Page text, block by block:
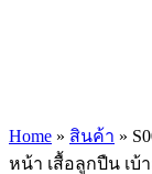
Home » สินค้า »
หน้า เสื้อลูกปืน เบ้